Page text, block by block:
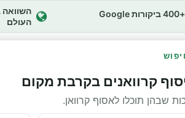
העולם
קרוואנים בקרבת מקום
שבהן תוכלו לאסוף קרוואן.